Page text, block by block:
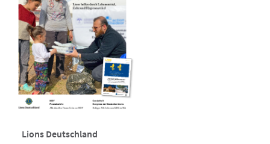
Lions Deutschland